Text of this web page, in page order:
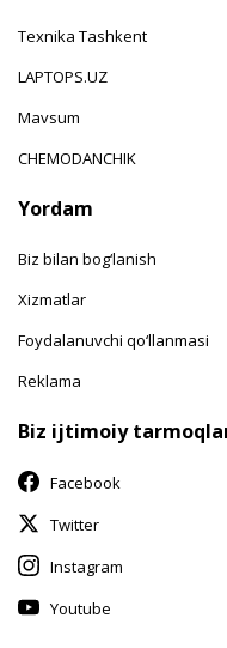
Texnika Tashkent
LAPTOPS.UZ
Mavsum
CHEMODANCHIK
Yordam
Biz bilan bog‘lanish
Xizmatlar
Foydalanuvchi qo‘llanmasi
Reklama
Biz ijtimoiy
Facebook
Twitter
Instagram
Youtube